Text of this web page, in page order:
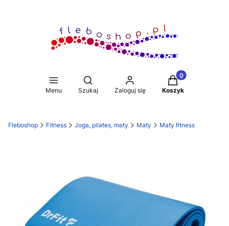
Menu
Otwórz wyszukiwarkę
Szukaj Zaloguj się
Produkty w
Koszyk
Fleboshop Fitness Joga, pilates, maty Maty Maty fitness